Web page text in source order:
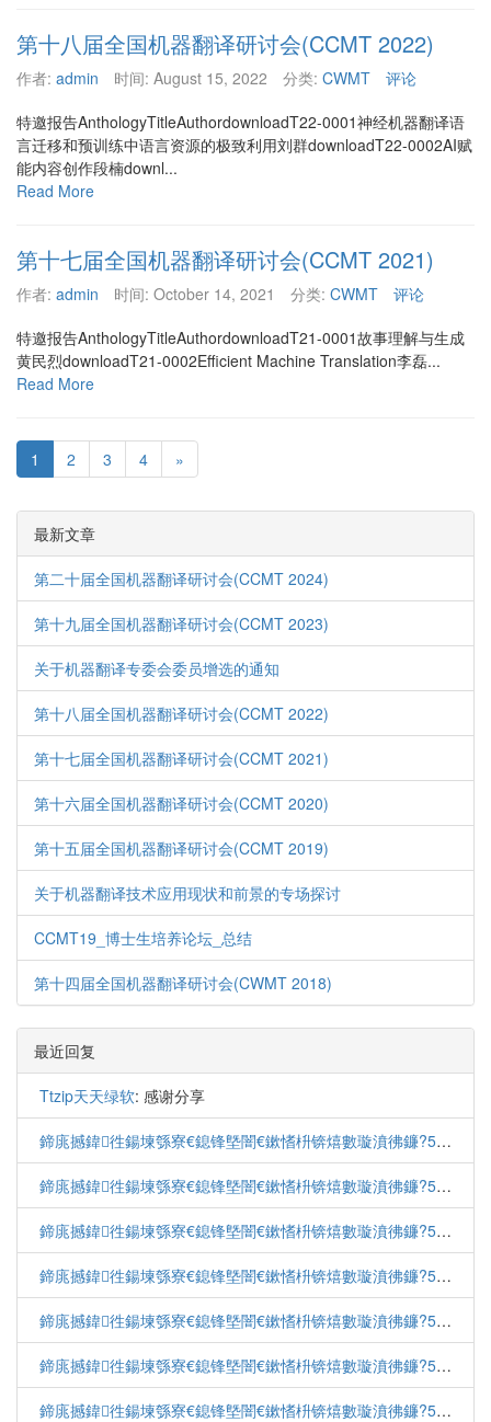
第十八届全国机器翻译研讨会(CCMT 2022)
作者: admin 时间: August 15, 2022 分类: CWMT
评论
特邀报告AnthologyTitleAuthordownloadT22-0001神经机器翻译语
言迁移和预训练中语言资源的极致利用刘群downloadT22-0002AI赋
能内容创作段楠downl...
Read More
第十七届全国机器翻译研讨会(CCMT 2021)
作者: admin 时间: October 14, 2021 分类: CWMT
评论
特邀报告AnthologyTitleAuthordownloadT21-0001故事理解与生成
黄民烈downloadT21-0002Efficient Machine Translation李磊...
Read More
1 2 3 4 »
最新文章
第二十届全国机器翻译研讨会(CCMT 2024)
第十九届全国机器翻译研讨会(CCMT 2023)
关于机器翻译专委会委员增选的通知
第十八届全国机器翻译研讨会(CCMT 2022)
第十七届全国机器翻译研讨会(CCMT 2021)
第十六届全国机器翻译研讨会(CCMT 2020)
第十五届全国机器翻译研讨会(CCMT 2019)
关于机器翻译技术应用现状和前景的专场探讨
CCMT19_博士生培养论坛_总结
第十四届全国机器翻译研讨会(CWMT 2018)
最近回复
Ttzip天天绿软: 感谢分享
鍗庣撼鍏徃鍚堜綔寮€鎴锋墍闇€鏉愭枡锛熺數璇濆彿鐮?5587291507 寰俊STS5099
鍗庣撼鍏徃鍚堜綔寮€鎴锋墍闇€鏉愭枡锛熺數璇濆彿鐮?5587291507 寰俊STS5099
鍗庣撼鍏徃鍚堜綔寮€鎴锋墍闇€鏉愭枡锛熺數璇濆彿鐮?5587291507 寰俊STS5099
鍗庣撼鍏徃鍚堜綔寮€鎴锋墍闇€鏉愭枡锛熺數璇濆彿鐮?5587291507 寰俊STS5099
鍗庣撼鍏徃鍚堜綔寮€鎴锋墍闇€鏉愭枡锛熺數璇濆彿鐮?5587291507 寰俊STS5099
鍗庣撼鍏徃鍚堜綔寮€鎴锋墍闇€鏉愭枡锛熺數璇濆彿鐮?5587291507 寰俊STS5099
鍗庣撼鍏徃鍚堜綔寮€鎴锋墍闇€鏉愭枡锛熺數璇濆彿鐮?5587291507 寰俊STS5099